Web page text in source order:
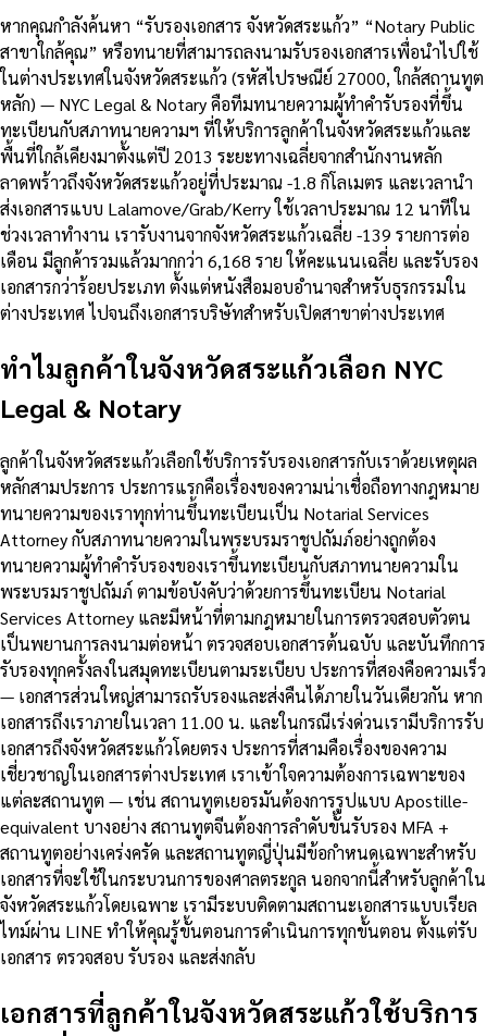
หากคุณกำลังค้นหา “รับรองเอกสาร จังหวัดสระแก้ว” “Notary Public
สาขาใกล้คุณ” หรือทนายที่สามารถลงนามรับรองเอกสารเพื่อนำไปใช้
ในต่างประเทศในจังหวัดสระแก้ว (รหัสไปรษณีย์ 27000, ใกล้สถานทูต
หลัก) — NYC Legal & Notary คือทีมทนายความผู้ทำคำรับรองที่ขึ้น
ทะเบียนกับสภาทนายความฯ ที่ให้บริการลูกค้าในจังหวัดสระแก้วและ
พื้นที่ใกล้เคียงมาตั้งแต่ปี 2013 ระยะทางเฉลี่ยจากสำนักงานหลัก
ลาดพร้าวถึงจังหวัดสระแก้วอยู่ที่ประมาณ -1.8 กิโลเมตร และเวลานำ
ส่งเอกสารแบบ Lalamove/Grab/Kerry ใช้เวลาประมาณ 12 นาทีใน
ช่วงเวลาทำงาน เรารับงานจากจังหวัดสระแก้วเฉลี่ย -139 รายการต่อ
เดือน มีลูกค้ารวมแล้วมากกว่า 6,168 ราย ให้คะแนนเฉลี่ย และรับรอง
เอกสารกว่าร้อยประเภท ตั้งแต่หนังสือมอบอำนาจสำหรับธุรกรรมใน
ต่างประเทศ ไปจนถึงเอกสารบริษัทสำหรับเปิดสาขาต่างประเทศ
ทำไมลูกค้าในจังหวัดสระแก้วเลือก NYC
Legal & Notary
ลูกค้าในจังหวัดสระแก้วเลือกใช้บริการรับรองเอกสารกับเราด้วยเหตุผล
หลักสามประการ ประการแรกคือเรื่องของความน่าเชื่อถือทางกฎหมาย
ทนายความของเราทุกท่านขึ้นทะเบียนเป็น Notarial Services
Attorney กับสภาทนายความในพระบรมราชูปถัมภ์อย่างถูกต้อง
ทนายความผู้ทำคำรับรองของเราขึ้นทะเบียนกับสภาทนายความใน
พระบรมราชูปถัมภ์ ตามข้อบังคับว่าด้วยการขึ้นทะเบียน Notarial
Services Attorney และมีหน้าที่ตามกฎหมายในการตรวจสอบตัวตน
เป็นพยานการลงนามต่อหน้า ตรวจสอบเอกสารต้นฉบับ และบันทึกการ
รับรองทุกครั้งลงในสมุดทะเบียนตามระเบียบ ประการที่สองคือความเร็ว
— เอกสารส่วนใหญ่สามารถรับรองและส่งคืนได้ภายในวันเดียวกัน หาก
เอกสารถึงเราภายในเวลา 11.00 น. และในกรณีเร่งด่วนเรามีบริการรับ
เอกสารถึงจังหวัดสระแก้วโดยตรง ประการที่สามคือเรื่องของความ
เชี่ยวชาญในเอกสารต่างประเทศ เราเข้าใจความต้องการเฉพาะของ
แต่ละสถานทูต — เช่น สถานทูตเยอรมันต้องการรูปแบบ Apostille-
equivalent บางอย่าง สถานทูตจีนต้องการลำดับขั้นรับรอง MFA +
สถานทูตอย่างเคร่งครัด และสถานทูตญี่ปุ่นมีข้อกำหนดเฉพาะสำหรับ
เอกสารที่จะใช้ในกระบวนการของศาลตระกูล นอกจากนี้สำหรับลูกค้าใน
จังหวัดสระแก้วโดยเฉพาะ เรามีระบบติดตามสถานะเอกสารแบบเรียล
ไทม์ผ่าน LINE ทำให้คุณรู้ขั้นตอนการดำเนินการทุกขั้นตอน ตั้งแต่รับ
เอกสาร ตรวจสอบ รับรอง และส่งกลับ
เอกสารที่ลูกค้าในจังหวัดสระแก้วใช้บริการ